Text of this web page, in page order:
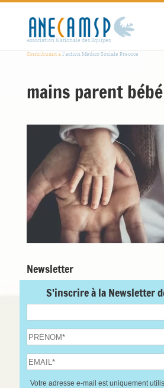
Association Nationale des Equipes
Contribuant àl'action Médico Sociale Précoce
mains parent bébé
Newsletter
S'inscrire à la Newsletter
Votre adresse e-mail est uniquement